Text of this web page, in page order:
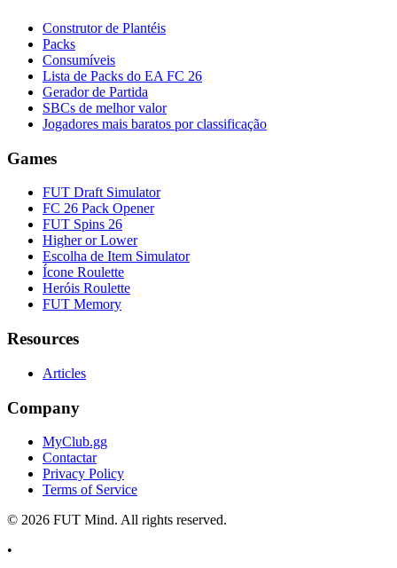
Construtor de Plantéis
Packs
Consumíveis
Lista de Packs do EA FC 26
Gerador de Partida
SBCs de melhor valor
Jogadores mais baratos por classificação
Games
FUT Draft Simulator
FC 26 Pack Opener
FUT Spins 26
Higher or Lower
Escolha de Item Simulator
Ícone Roulette
Heróis Roulette
FUT Memory
Resources
Articles
Company
MyClub.gg
Contactar
Privacy Policy
Terms of Service
© 2026 FUT Mind. All rights reserved.
•